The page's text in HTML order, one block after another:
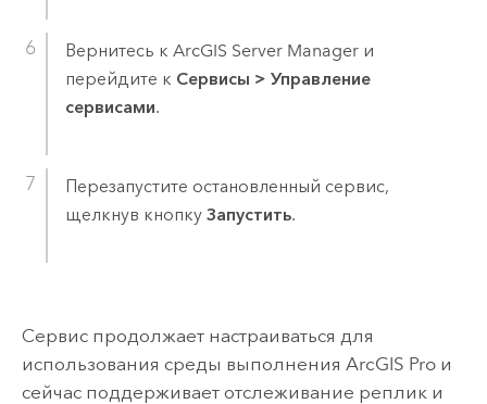
Вернитесь к ArcGIS Server Managerи
перейдите к Сервисы > Управление
сервисами.
Перезапустите остановленный сервис,
щелкнув кнопку Запустить.
Сервис продолжает настраиваться для
использования среды выполнения ArcGIS Proи
сейчас поддерживает отслеживание реплик и